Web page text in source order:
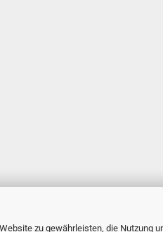
zu gewährleisten, die Nutzung